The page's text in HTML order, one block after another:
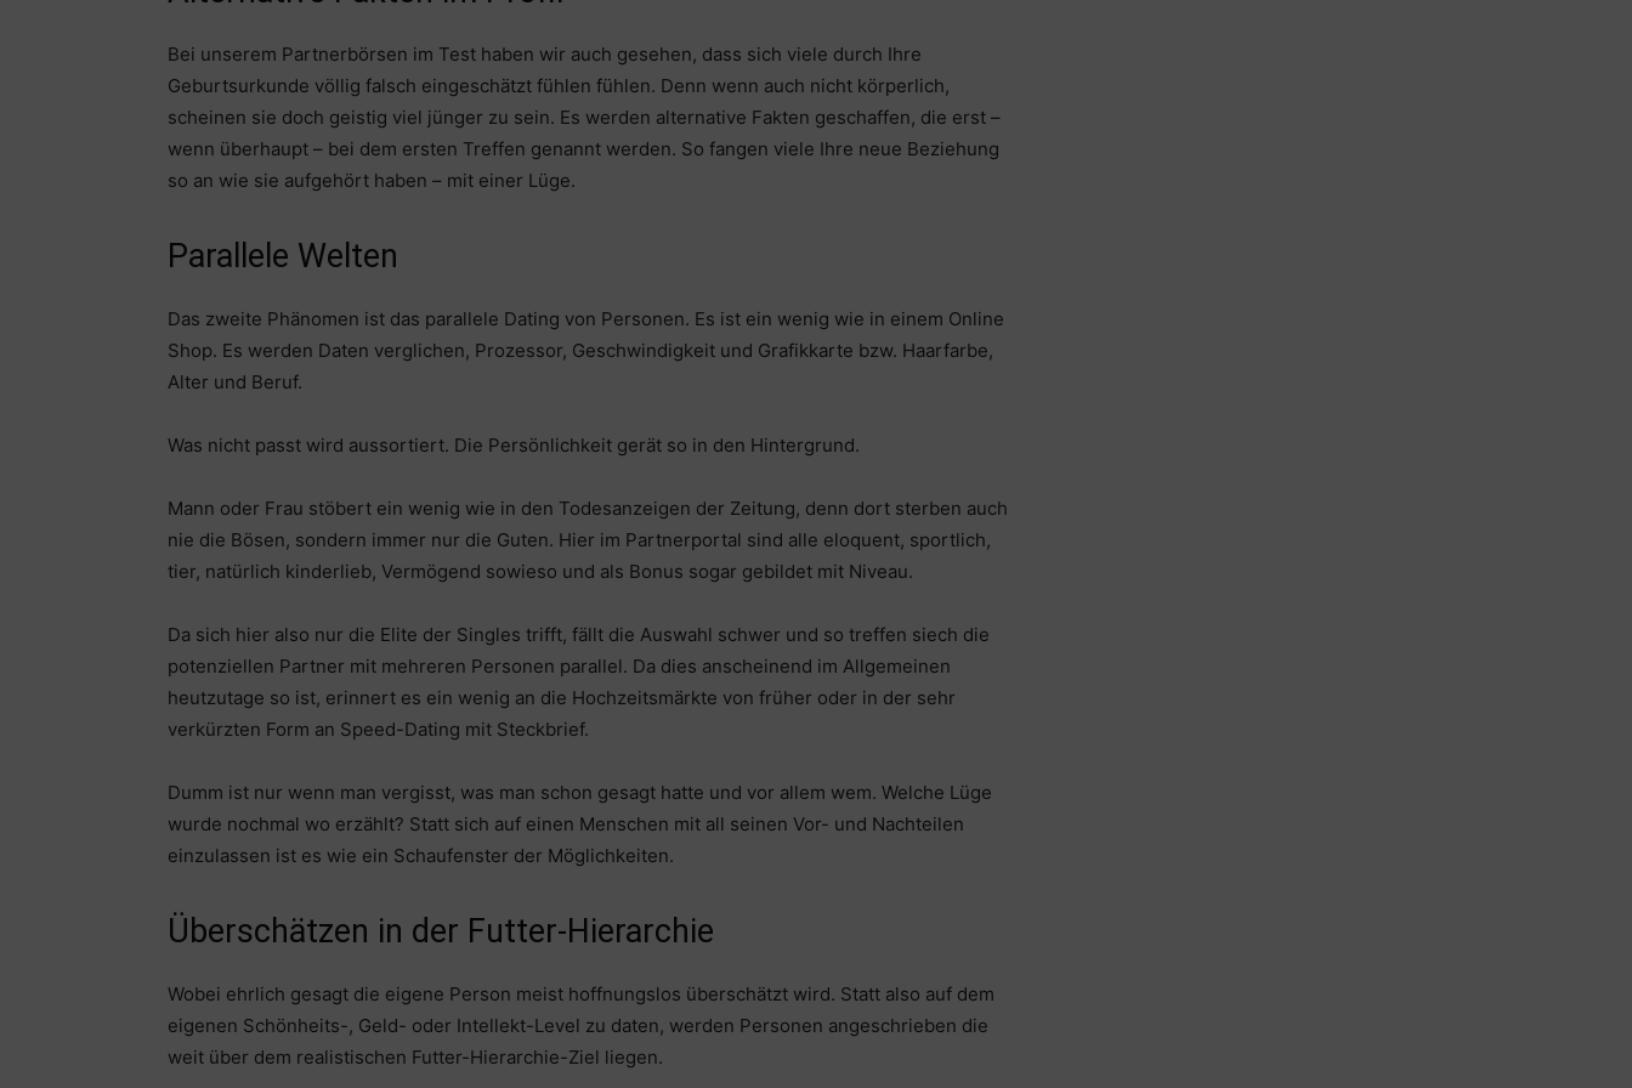
Bei unserem Partnerbörsen im Test haben wir auch gesehen, dass sich viele durch Ihre
Geburtsurkunde völlig falsch eingeschätzt fühlen fühlen. Denn wenn auch nicht körperlich,
scheinen sie doch geistig viel jünger zu sein. Es werden alternative Fakten geschaffen, die erst –
wenn überhaupt – bei dem ersten Treffen genannt werden. So fangen viele Ihre neue Beziehung
so an wie sie aufgehört haben – mit einer Lüge.
Parallele Welten
Das zweite Phänomen ist das parallele Dating von Personen. Es ist ein wenig wie in einem Online
Shop. Es werden Daten verglichen, Prozessor, Geschwindigkeit und Grafikkarte bzw. Haarfarbe,
Alter und Beruf.
Was nicht passt wird aussortiert. Die Persönlichkeit gerät so in den Hintergrund.
Mann oder Frau stöbert ein wenig wie in den Todesanzeigen der Zeitung, denn dort sterben auch
nie die Bösen, sondern immer nur die Guten. Hier im Partnerportal sind alle eloquent, sportlich,
tier, natürlich kinderlieb, Vermögend sowieso und als Bonus sogar gebildet mit Niveau.
Da sich hier also nur die Elite der Singles trifft, fällt die Auswahl schwer und so treffen siech die
potenziellen Partner mit mehreren Personen parallel. Da dies anscheinend im Allgemeinen
heutzutage so ist, erinnert es ein wenig an die Hochzeitsmärkte von früher oder in der sehr
verkürzten Form an Speed-Dating mit Steckbrief.
Dumm ist nur wenn man vergisst, was man schon gesagt hatte und vor allem wem. Welche Lüge
wurde nochmal wo erzählt? Statt sich auf einen Menschen mit all seinen Vor- und Nachteilen
einzulassen ist es wie ein Schaufenster der Möglichkeiten.
Überschätzen in der Futter-Hierarchie
Wobei ehrlich gesagt die eigene Person meist hoffnungslos überschätzt wird. Statt also auf dem
eigenen Schönheits-, Geld- oder Intellekt-Level zu daten, werden Personen angeschrieben die
weit über dem realistischen Futter-Hierarchie-Ziel liegen.